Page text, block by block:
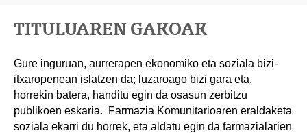
TITULUAREN GAKOAK
Gure inguruan, aurrerapen ekonomiko eta soziala bizi-
itxaropenean islatzen da; luzaroago bizi gara eta,
horrekin batera, handitu egin da osasun zerbitzu
publikoen eskaria. Farmazia Komunitarioaren eraldaketa
soziala ekarri du horrek, eta aldatu egin da farmazialarien